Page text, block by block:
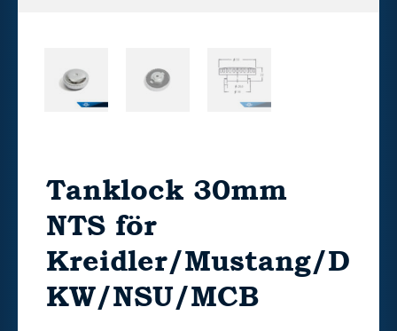
Tanklock 30mm
NTS för
Kreidler/Mustang/D
KW/NSU/MCB